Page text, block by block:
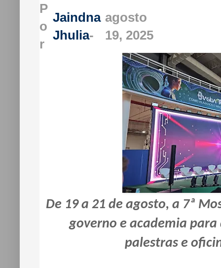
P
o
r
Jaindna
Jhulia-
agosto
19, 2025
De 19 a 21 de agosto, a 7ª
governo e academia
palestras e